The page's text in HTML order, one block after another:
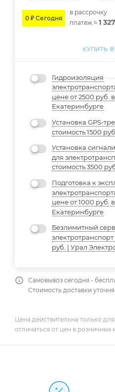
0 ₽ Сегодня
в расcрочку
платеж ≈ 1
КУПИТЬ
Гидроизоляция
цене от 2500 руб. в
Екатеринбурге
Установка GPS-
стоимость 1500
Установка
для
стоимость 3500
Подготовка к
цене от 1000 руб. в
Екатеринбурге
Безлимитный
электротранспорт
руб. | Урал
Самовывоз сегодня -
Стоимость доставки
Цена действительна только
отличаться от цен в розничных